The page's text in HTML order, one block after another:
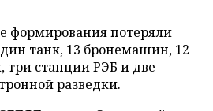
формирования потеряли
танк, 13 бронемашин, 12
три станции РЭБ и две
разведки.